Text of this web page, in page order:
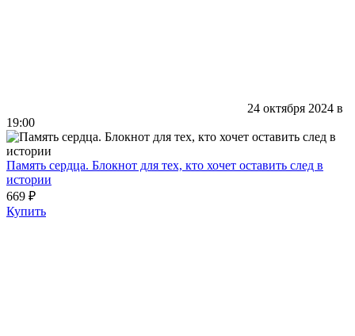
24 октября 2024 в
19:00
Память сердца. Блокнот для тех, кто хочет оставить след в
истории
669 ₽
Купить